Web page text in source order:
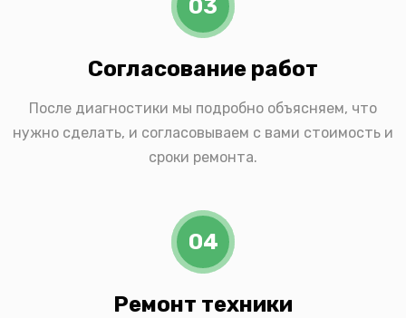
03
Согласование работ
После диагностики мы подробно объясняем, что
нужно сделать, и согласовываем с вами стоимость и
сроки ремонта.
04
Ремонт техники